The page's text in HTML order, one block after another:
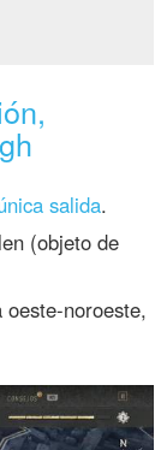
salida.
(objeto de
noroeste,